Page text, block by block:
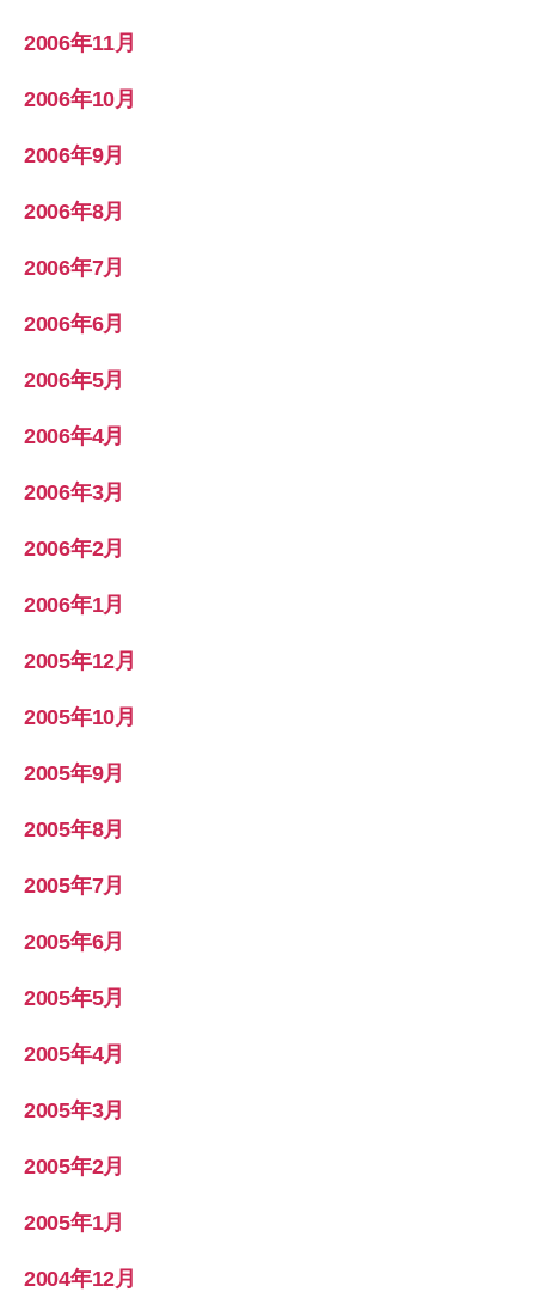
2006年11月
2006年10月
2006年9月
2006年8月
2006年7月
2006年6月
2006年5月
2006年4月
2006年3月
2006年2月
2006年1月
2005年12月
2005年10月
2005年9月
2005年8月
2005年7月
2005年6月
2005年5月
2005年4月
2005年3月
2005年2月
2005年1月
2004年12月